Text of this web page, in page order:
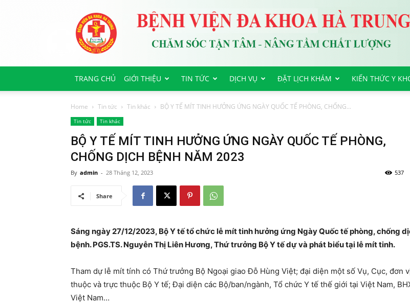
Bệnh
viện
Đa
Khoa
Trung
TRANG CHỦ
GIỚI THIỆU TIN TỨC DỊCH VỤ ĐẶT LỊCH KHÁM KIẾN THỨC Y
Home Tin tức Tin khác BỘ Y TẾ MÍT TINH HƯỞNG ỨNG NGÀY QUỐC TẾ PHÒNG, CHỐNG...
Tin tức Tin khác
BỘ Y TẾ MÍT TINH HƯỞNG ỨNG NGÀY QUỐC TẾ PHÒNG,
CHỐNG DỊCH BỆNH NĂM 2023
By admin - 28 Tháng 12, 2023 537
Share
Sáng ngày 27/12/2023, Bộ Y tế tổ chức lễ mít tinh hưởng ứng Ngày Quốc tế phòng, chống
bệnh. PGS.TS. Nguyễn Thị Liên Hương, Thứ trưởng Bộ Y tế dự và phát biểu tại lễ mít tinh.
Tham dự lễ mít tính có Thứ trưởng Bộ Ngoại giao Đỗ Hùng Việt; đại diện một số Vụ, Cục, đơn
thuộc và trực thuộc Bộ Y tế; Đại diện các Bộ/ban/ngành, Tổ chức Y tế thế giới tại Việt Nam,
Việt Nam…